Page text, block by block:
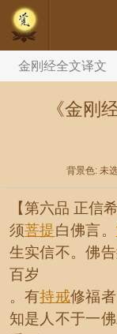
//内容文章背景颜
金刚经全文译文
《金刚
背景色: 未
【第六品 正信希
须菩提白佛言。
生实信不。佛
百岁
。有持戒修福
知是人不于一